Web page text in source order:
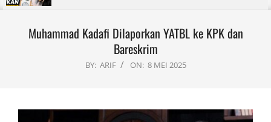
Menu
Muhammad Kadafi Dilaporkan YATBL ke KPK dan
Bareskrim
BY: ARIF ON: 8 MEI 2025